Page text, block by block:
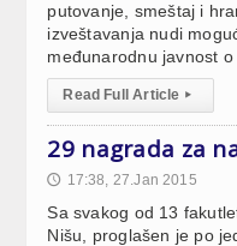
putovanje, smeštaj i
izveštavanja nudi
međunarodnu javnost o
Read Full Article ▸
29 nagrada za
🕔 17:38, 27.Jan 2015
Sa svakog od 13
Nišu, proglašen je po